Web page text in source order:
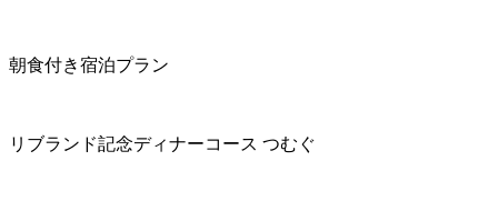
朝食付き宿泊プラン
リブランド記念ディナーコース つむぐ